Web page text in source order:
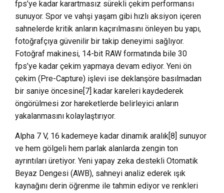
fps’ye kadar karartmasız sürekli çekim performansı
sunuyor. Spor ve vahşi yaşam gibi hızlı aksiyon içeren
sahnelerde kritik anların kaçırılmasını önleyen bu yapı,
fotoğrafçıya güvenilir bir takip deneyimi sağlıyor.
Fotoğraf makinesi, 14-bit RAW formatında bile 30
fps’ye kadar çekim yapmaya devam ediyor. Yeni ön
çekim (Pre-Capture) işlevi ise deklanşöre basılmadan
bir saniye öncesine[7] kadar kareleri kaydederek
öngörülmesi zor hareketlerde belirleyici anların
yakalanmasını kolaylaştırıyor.
Alpha 7 V, 16 kademeye kadar dinamik aralık[8] sunuyor
ve hem gölgeli hem parlak alanlarda zengin ton
ayrıntıları üretiyor. Yeni yapay zeka destekli Otomatik
Beyaz Dengesi (AWB), sahneyi analiz ederek ışık
kaynağını derin öğrenme ile tahmin ediyor ve renkleri